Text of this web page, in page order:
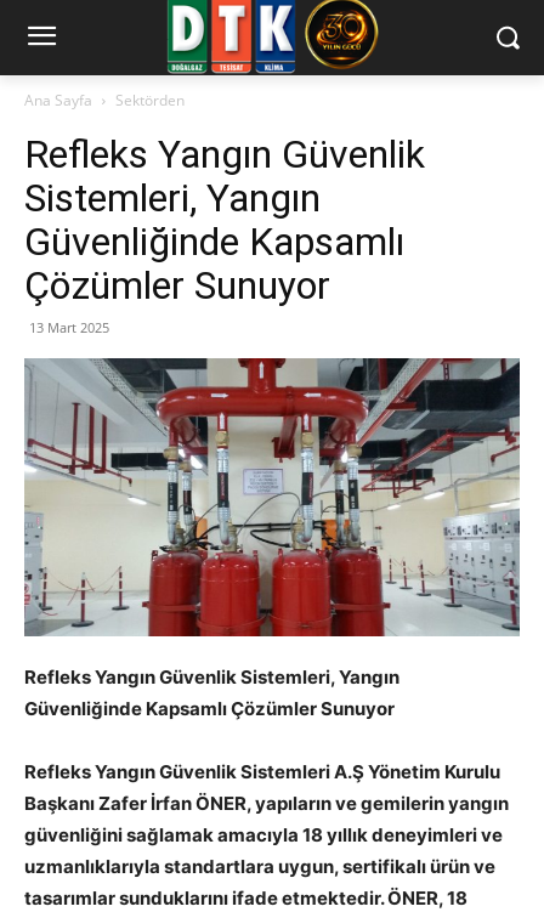
Ana Sayfa Sektörden
Refleks Yangın Güvenlik
Sistemleri, Yangın
Güvenliğinde Kapsamlı
Çözümler Sunuyor
13 Mart 2025
Refleks Yangın Güvenlik Sistemleri, Yangın
Güvenliğinde Kapsamlı Çözümler Sunuyor
Refleks Yangın Güvenlik Sistemleri A.Ş Yönetim Kurulu
Başkanı Zafer İrfan ÖNER, yapıların ve gemilerin yangın
güvenliğini sağlamak amacıyla 18 yıllık deneyimleri ve
uzmanlıklarıyla standartlara uygun, sertifikalı ürün ve
tasarımlar sunduklarını ifade etmektedir. ÖNER, 18